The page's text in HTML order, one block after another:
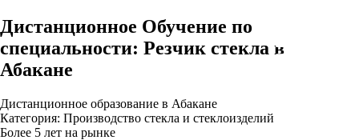
Дистанционное Обучение по
специальности: Резчик стекла в
Абакане
Дистанционное образование в Абакане
Категория: Производство стекла и стеклоизделий
Более 5 лет на рынке